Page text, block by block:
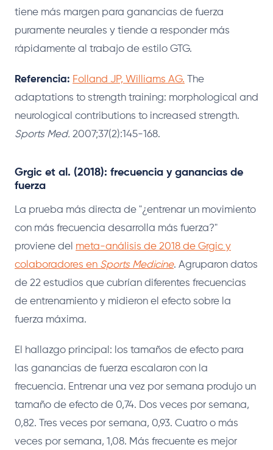
tiene más margen para ganancias de fuerza
puramente neurales y tiende a responder más
rápidamente al trabajo de estilo GTG.
Referencia: Folland JP, Williams AG. The
adaptations to strength training: morphological and
neurological contributions to increased strength.
Sports Med. 2007;37(2):145-168.
Grgic et al. (2018): frecuencia y ganancias de
fuerza
La prueba más directa de "¿entrenar un movimiento
con más frecuencia desarrolla más fuerza?"
proviene del meta-análisis de 2018 de Grgic y
colaboradores en Sports Medicine. Agruparon datos
de 22 estudios que cubrían diferentes frecuencias
de entrenamiento y midieron el efecto sobre la
fuerza máxima.
El hallazgo principal: los tamaños de efecto para
las ganancias de fuerza escalaron con la
frecuencia. Entrenar una vez por semana produjo un
tamaño de efecto de 0,74. Dos veces por semana,
0,82. Tres veces por semana, 0,93. Cuatro o más
veces por semana, 1,08. Más frecuente es mejor